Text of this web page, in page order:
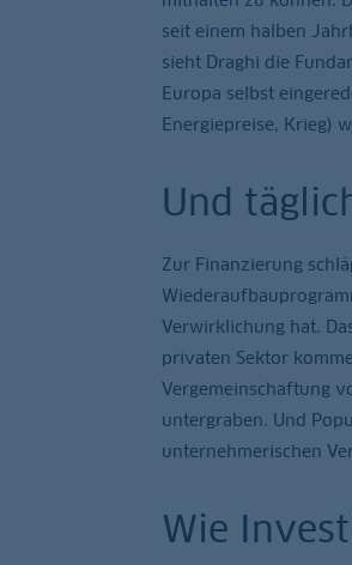
seit einem halben
sieht Draghi die
Europa selbst
Energiepreise, Krieg)
Und
Zur Finanzierung
Verwirklichung hat.
privaten Sektor
Vergemeinschaftung
untergraben. Und
unternehmerischen
Wie